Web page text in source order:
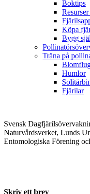
Boktips
Köpa
Bygg
Träna på
Humlor
Fjärilar
Svensk
Naturvårdsverket, Lunds
Entomologiska Förening
Skriv ett brev